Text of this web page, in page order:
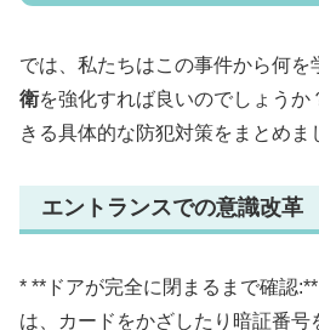
では、私たちはこの事件から何を
衛を強化すれば良いのでしょう
きる具体的な防犯対策をまとめま
エントランスでの意識改革
* **ドアが完全に閉まるまで確認
は、カードをかざしたり暗証番